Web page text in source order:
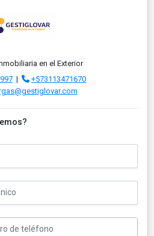
en el Exterior
|
+573113471670